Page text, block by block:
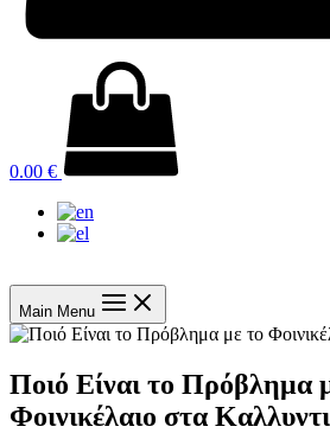
0.00 €
Main Menu
Ποιό Είναι το Πρόβλημα
Φοινικέλαιο στα